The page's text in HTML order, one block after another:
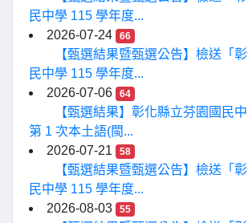
民中學 115 學年度...
2026-07-24
66
【甄選結果暨甄選公告】檢送「
民中學 115 學年度...
2026-07-06
64
【甄選結果】彰化縣立芬園國民
第 1 次本土語(閩...
2026-07-21
58
【甄選結果暨甄選公告】檢送「
民中學 115 學年度...
2026-08-03
55